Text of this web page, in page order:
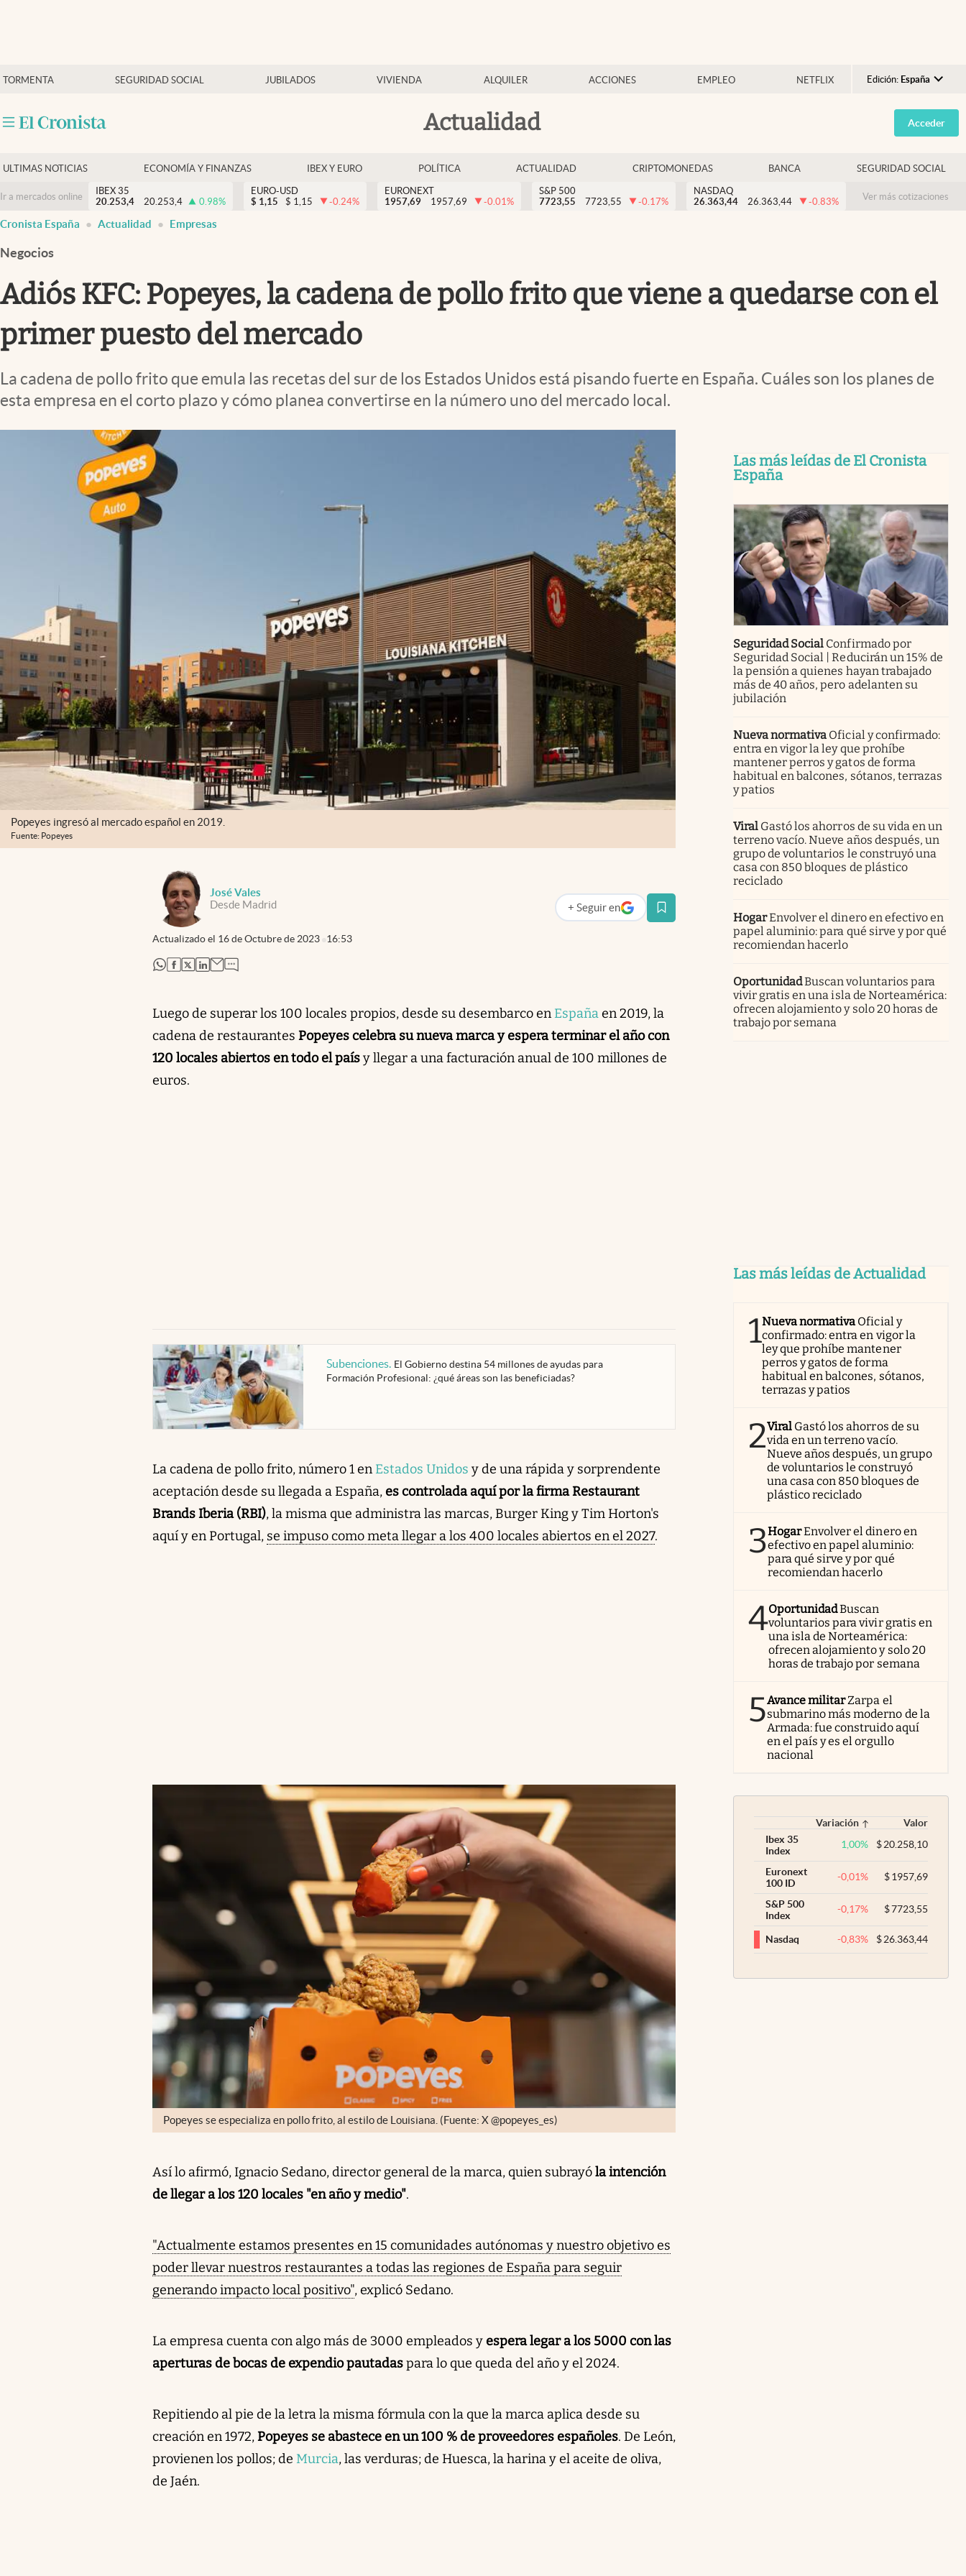
TORMENTA SEGURIDAD SOCIAL JUBILADOS VIVIENDA ALQUILER ACCIONES EMPLEO NETFLIX Edición: España
Argentina
España
USA
Colombia
Actualidad
Economía y finanzas
Criptomonedas
Acceder
ULTIMAS NOTICIAS ECONOMÍA Y FINANZAS IBEX Y EURO POLÍTICA ACTUALIDAD CRIPTOMONEDAS BANCA SEGURIDAD SOCIAL
Ir a mercados online
IBEX 35
20.253,4
20.253,4 0.98%
EURO-USD
$ 1,15 $ 1,15 -0.24%
EURONEXT
1957,69
1957,69 -0.01%
S&P 500
7723,55
7723,55 -0.17%
NASDAQ
26.363,44
26.363,44 -0.83% Ver más cotizaciones
Cronista España Actualidad Empresas
Negocios
Adiós KFC: Popeyes, la cadena de pollo frito que viene a quedarse con el
primer puesto del mercado
La cadena de pollo frito que emula las recetas del sur de los Estados Unidos está pisando fuerte en España. Cuáles son los planes de
esta empresa en el corto plazo y cómo planea convertirse en la número uno del mercado local.
Popeyes ingresó al mercado español en 2019.
Fuente: Popeyes
José Vales
Desde Madrid
Actualizado el 16 de Octubre de 2023 16:53
+ Seguir en
abre en nueva pestaña
abre en nueva pestaña
abre en nueva pestaña
abre en nueva pestaña
abre en nueva pestaña
Luego de superar los 100 locales propios, desde su desembarco en Españaen 2019, la
cadena de restaurantes Popeyes celebra su nueva marca y espera terminar el año con
120 locales abiertos en todo el paísy llegar a una facturación anual de 100 millones de
euros.
Subenciones. El Gobierno destina 54 millones de ayudas para
Formación Profesional: ¿qué áreas son las beneficiadas?
abre en nueva pestaña
La cadena de pollo frito, número 1 en Estados Unidos y de una rápida y sorprendente
aceptación desde su llegada a España, es controlada aquí por la firma Restaurant
Brands Iberia (RBI), la misma que administra las marcas, Burger King y Tim Horton's
aquí y en Portugal, se impuso como meta llegar a los 400 locales abiertos en el 2027.
Popeyes se especializa en pollo frito, al estilo de Louisiana. (Fuente: X @popeyes_es)
Así lo afirmó, Ignacio Sedano, director general de la marca, quien subrayóla intención
de llegar a los 120 locales "en año y medio".
"Actualmente estamos presentes en 15 comunidades autónomas y nuestro objetivo es
poder llevar nuestros restaurantes a todas las regiones de España para seguir
generando impacto local positivo", explicó Sedano.
La empresa cuenta con algo más de 3000 empleados y espera legar a los 5000 con las
aperturas de bocas de expendio pautadaspara lo que queda del año y el 2024.
Repitiendo al pie de la letra la misma fórmula con la que la marca aplica desde su
creación en 1972,Popeyes se abastece en un 100 % de proveedores españoles. De León,
provienen los pollos; de Murcia, las verduras; de Huesca, la harina y el aceite de oliva,
de Jaén.
Las más leídas de El Cronista
España
Seguridad Social Confirmado por
Seguridad Social | Reducirán un 15% de
la pensión a quienes hayan trabajado
más de 40 años, pero adelanten su
jubilación
Nueva normativa Oficial y confirmado:
entra en vigor la ley que prohíbe
mantener perros y gatos de forma
habitual en balcones, sótanos, terrazas
y patios
Viral Gastó los ahorros de su vida en un
terreno vacío. Nueve años después, un
grupo de voluntarios le construyó una
casa con 850 bloques de plástico
reciclado
HogarEnvolver el dinero en efectivo en
papel aluminio: para qué sirve y por qué
recomiendan hacerlo
OportunidadBuscan voluntarios para
vivir gratis en una isla de Norteamérica:
ofrecen alojamiento y solo 20 horas de
trabajo por semana
Las más leídas de Actualidad
1Nueva normativa Oficial y
confirmado: entra en vigor la
ley que prohíbe mantener
perros y gatos de forma
habitual en balcones, sótanos,
terrazas y patios
2Viral Gastó los ahorros de su
vida en un terreno vacío.
Nueve años después, un grupo
de voluntarios le construyó
una casa con 850 bloques de
plástico reciclado
3HogarEnvolver el dinero en
efectivo en papel aluminio:
para qué sirve y por qué
recomiendan hacerlo
4OportunidadBuscan
voluntarios para vivir gratis en
una isla de Norteamérica:
ofrecen alojamiento y solo 20
horas de trabajo por semana
5Avance militarZarpa el
submarino más moderno de la
Armada: fue construido aquí
en el país y es el orgullo
nacional
Variación
Valor
Ibex 35
Index
1,00% $20.258,10
Euronext
100 ID
-0,01% $1957,69
S&P 500
Index
-0,17% $7723,55
Nasdaq -0,83% $26.363,44